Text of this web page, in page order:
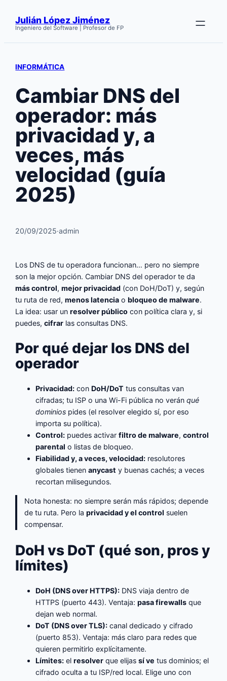
contenido
Julián López Jiménez
Ingeniero del Software | Profesor de FP
INFORMÁTICA
Cambiar DNS del
operador: más
privacidad y, a
veces, más
velocidad (guía
2025)
20/09/2025·admin
Los DNS de tu operadora funcionan… pero no siempre
son la mejor opción. Cambiar DNS del operador te da
más control,mejor privacidad (con DoH/DoT) y, según
tu ruta de red,menos latencia obloqueo de malware.
La idea: usar unresolver público con política clara y, si
puedes,cifrar las consultas DNS.
Por qué dejar los DNS del
operador
Privacidad: conDoH/DoT tus consultas van
cifradas; tu ISP o una Wi-Fi pública no veránqué
dominios pides (el resolver elegido sí, por eso
importa su política).
Control: puedes activarfiltro de malware,control
parental o listas de bloqueo.
Fiabilidad y, a veces, velocidad: resolutores
globales tienenanycast y buenas cachés; a veces
recortan milisegundos.
Nota honesta: no siempre serán más rápidos; depende
de tu ruta. Pero laprivacidad y el control suelen
compensar.
DoH vs DoT (qué son, pros y
límites)
DoH (DNS over HTTPS): DNS viaja dentro de
HTTPS (puerto 443). Ventaja:pasa firewalls que
dejan web normal.
DoT (DNS over TLS): canal dedicado y cifrado
(puerto 853). Ventaja: más claro para redes que
quieren permitirlo explícitamente.
Límites: elresolver que elijassí ve tus dominios; el
cifrado oculta a tu ISP/red local. Elige uno con